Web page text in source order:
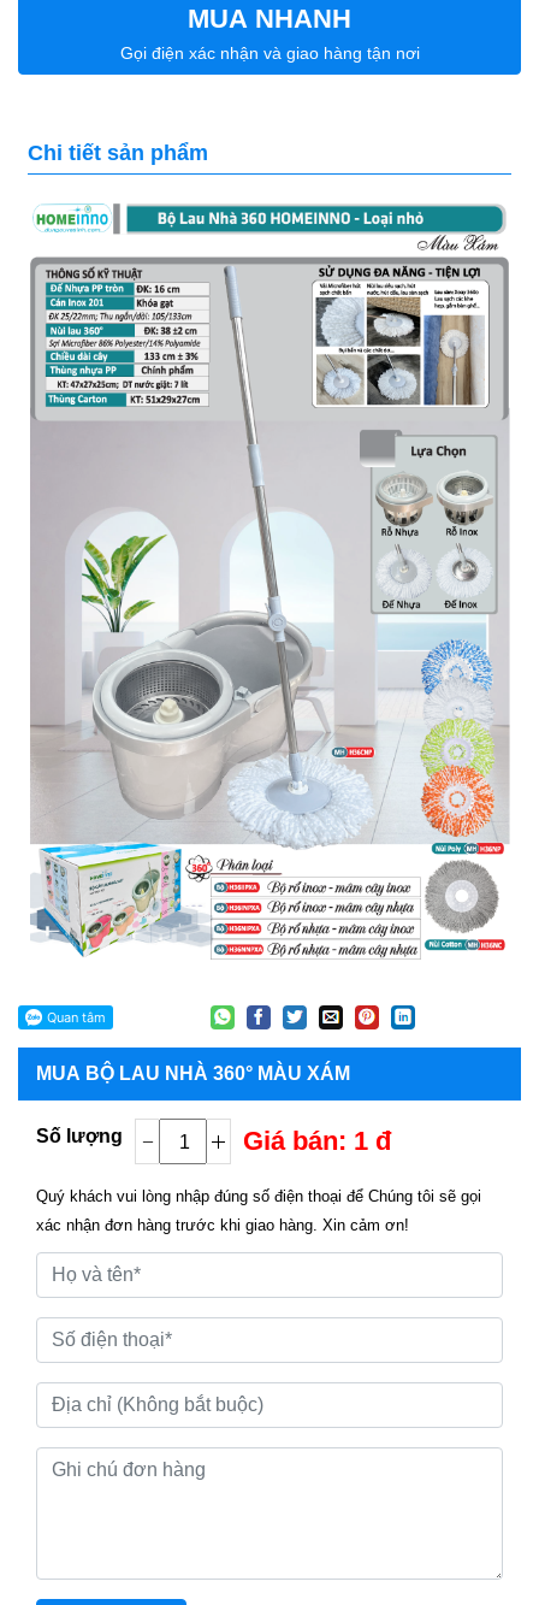
MUA NHANH
Gọi điện xác nhận và giao hàng tận nơi
Chi tiết sản phẩm
MUA BỘ LAU NHÀ 360° MÀU XÁM
Số lượng Giá bán: 1 đ
Quý khách vui lòng nhập đúng số điện thoại để Chúng tôi sẽ gọi
xác nhận đơn hàng trước khi giao hàng. Xin cảm ơn!